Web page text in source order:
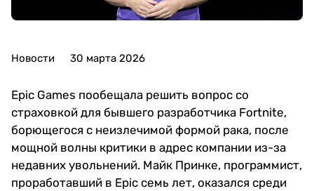
Новости 30 марта 2026
Epic Games пообещала решить вопрос со
страховкой для бывшего разработчика Fortnite,
борющегося с неизлечимой формой рака, после
мощной волны критики в адрес компании из-за
недавних увольнений. Майк Принке, программист,
проработавший в Epic семь лет, оказался среди